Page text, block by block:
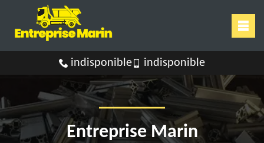
indisponible indisponible
Entreprise Marin